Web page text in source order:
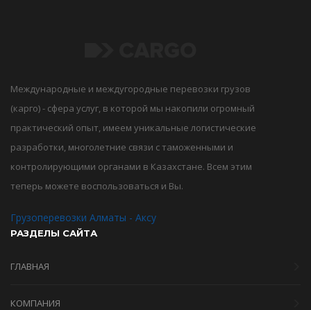
Международные и междугородные перевозки грузов
(карго) - сфера услуг, в которой мы накопили огромный
практический опыт, имеем уникальные логистические
разработки, многолетние связи с таможенными и
контролирующими органами в Казахстане. Всем этим
теперь можете воспользоваться и Вы.
Грузоперевозки Алматы - Аксу
РАЗДЕЛЫ САЙТА
ГЛАВНАЯ
КОМПАНИЯ